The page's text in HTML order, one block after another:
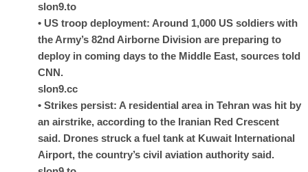
slon9.to
• US troop deployment: Around 1,000 US soldiers with
the Army’s 82nd Airborne Division are preparing to
deploy in coming days to the Middle East, sources told
CNN.
slon9.cc
• Strikes persist: A residential area in Tehran was hit by
an airstrike, according to the Iranian Red Crescent
said. Drones struck a fuel tank at Kuwait International
Airport, the country’s civil aviation authority said.